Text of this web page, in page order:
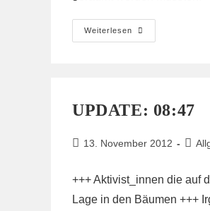
Weiterlesen
Artikel
/
UPDATE: 08:47
Beitrag
13. November 2012
+++ Aktivist_innen die auf
Lage in den Bäumen +++